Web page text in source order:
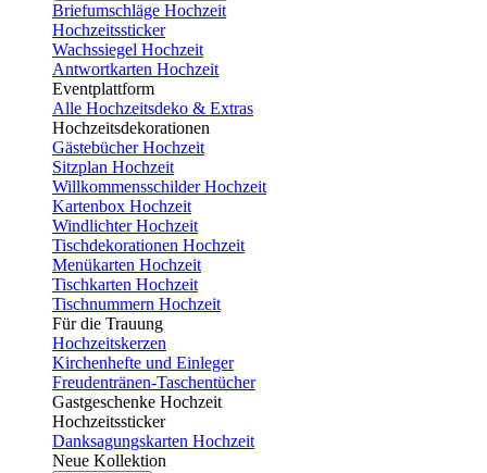
Briefumschläge Hochzeit
Hochzeitssticker
Wachssiegel Hochzeit
Antwortkarten Hochzeit
Eventplattform
Alle Hochzeitsdeko & Extras
Hochzeitsdekorationen
Gästebücher Hochzeit
Sitzplan Hochzeit
Willkommensschilder Hochzeit
Kartenbox Hochzeit
Windlichter Hochzeit
Tischdekorationen Hochzeit
Menükarten Hochzeit
Tischkarten Hochzeit
Tischnummern Hochzeit
Für die Trauung
Hochzeitskerzen
Kirchenhefte und Einleger
Freudentränen-Taschentücher
Gastgeschenke Hochzeit
Hochzeitssticker
Danksagungskarten Hochzeit
Neue Kollektion